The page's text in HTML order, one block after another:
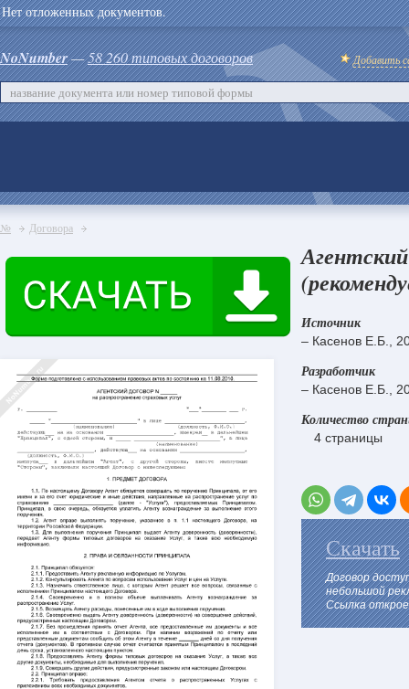
Нет отложенных документов.
NoNumber—58 260 типовых договоров Добавить
№ Договора
Источник
– Касенов Е.Б.,
Разработчик
– Касенов Е.Б.,
Количество
4 страницы
Скачать
Договор
небольшой
Ссылка